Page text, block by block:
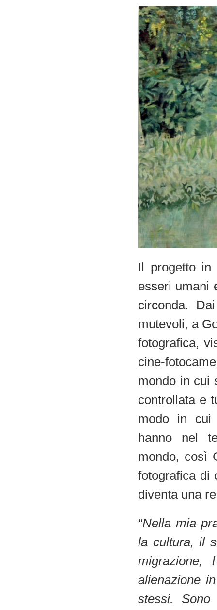
Il progetto in
esseri umani
circonda.
mutevoli, a
fotografica,
cine-
mondo in cui
controllata e
modo in cui
hanno nel
mondo, così
fotografica di
diventa una
“Nella mia
la cultura, il
migrazione,
alienazione
stessi. Sono